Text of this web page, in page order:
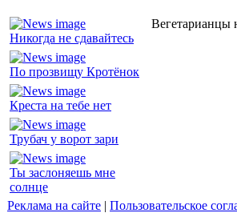
Никогда не сдавайтесь
По прозвищу Кротёнок
Креста на тебе нет
Трубач у ворот зари
Ты заслоняешь мне
солнце
Вегетарианцы
Реклама на сайте | Пользовательское